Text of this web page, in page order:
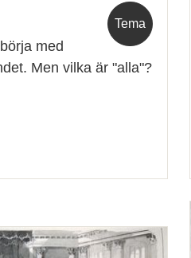
Tema
med
Men vilka är "alla"?